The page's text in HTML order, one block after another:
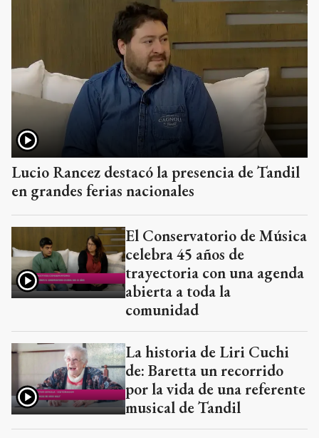
Lucio Rancez destacó la presencia de Tandil
en grandes ferias nacionales
El Conservatorio de Música
celebra 45 años de
trayectoria con una agenda
abierta a toda la
comunidad
La historia de Liri Cuchi
de: Baretta un recorrido
por la vida de una referente
musical de Tandil